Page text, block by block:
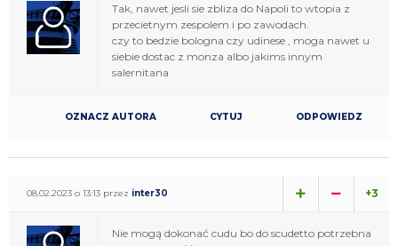
Tak, nawet jesli sie zbliza do Napoli to wtopia z
przecietnym zespolem i po zawodach.
czy to bedzie bologna czy udinese , moga nawet u
siebie dostac z monza albo jakims innym
salernitana
OZNACZ AUTORA CYTUJ ODPOWIEDZ
08.02.2023 o 13:13 przez inter30 +3
Nie mogą dokonać cudu bo do scudetto potrzebna